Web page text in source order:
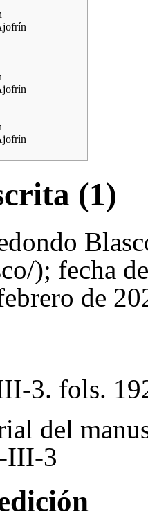
(1)
; fecha
de
3. fols.
del
III-3